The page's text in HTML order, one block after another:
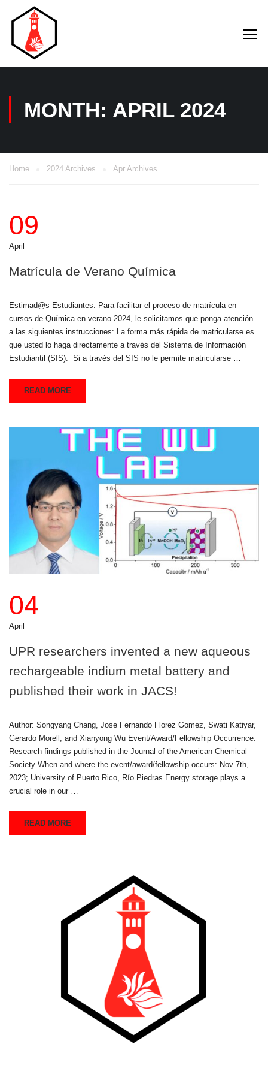
MONTH: APRIL 2024
Home 2024 Archives Apr Archives
09
April
Matrícula de Verano Química
Estimad@s Estudiantes: Para facilitar el proceso de matrícula en
cursos de Química en verano 2024, le solicitamos que ponga atención
a las siguientes instrucciones: La forma más rápida de matricularse es
que usted lo haga directamente a través del Sistema de Información
Estudiantil (SIS). Si a través del SIS no le permite matricularse …
READ MORE
04
April
UPR researchers invented a new aqueous
rechargeable indium metal battery and
published their work in JACS!
Author: Songyang Chang, Jose Fernando Florez Gomez, Swati Katiyar,
Gerardo Morell, and Xianyong Wu Event/Award/Fellowship Occurrence:
Research findings published in the Journal of the American Chemical
Society When and where the event/award/fellowship occurs: Nov 7th,
2023; University of Puerto Rico, Río Piedras Energy storage plays a
crucial role in our …
READ MORE